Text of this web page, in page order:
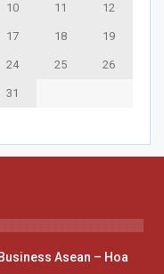
10 11 12
17 18 19
24 25 26
31
Asean – Hoa